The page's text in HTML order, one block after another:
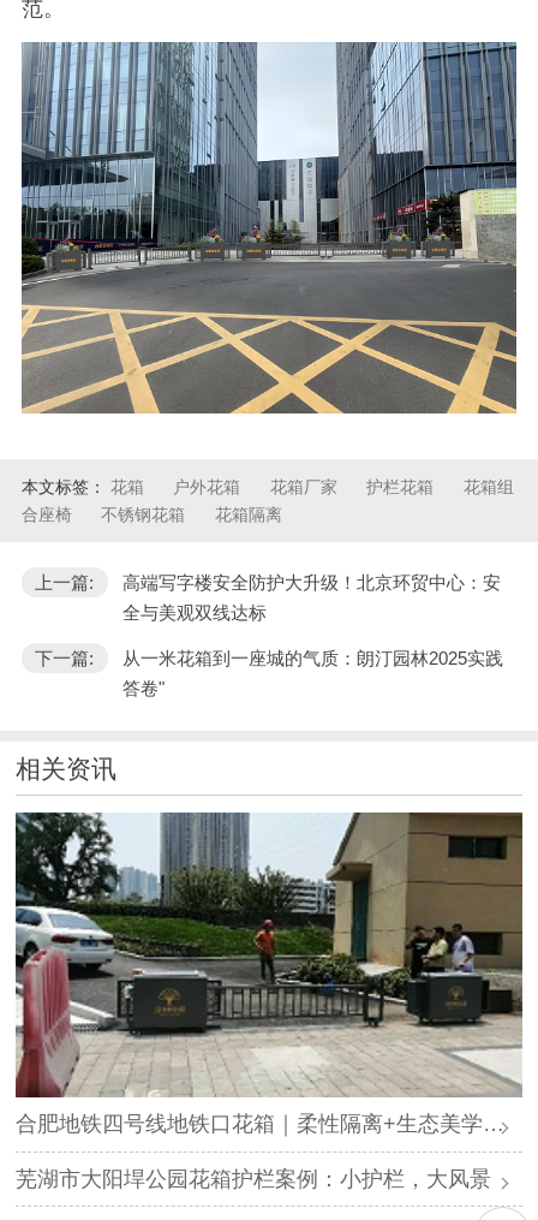
范。
本文标签： 花箱 户外花箱 花箱厂家 护栏花箱
花箱组
合座椅
不锈钢花箱 花箱隔离
上一篇:
高端写字楼安全防护大升级！北京环贸中心：安
全与美观双线达标
下一篇:
从一米花箱到一座城的气质：朗汀园林2025实践
答卷"
相关资讯
合肥地铁四号线地铁口花箱｜柔性隔离+生态美学，打造城市绿色归家路
芜湖市大阳垾公园花箱护栏案例：小护栏，大风景